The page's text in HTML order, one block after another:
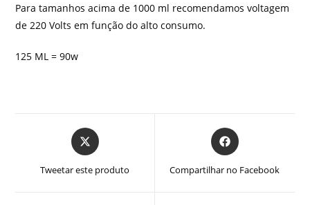
Para tamanhos acima de 1000 ml recomendamos voltagem
de 220 Volts em função do alto consumo.
125 ML = 90w
Abre
em
nova
Tweetar este produto
Abre
em
nova
Compartilhar no Facebook